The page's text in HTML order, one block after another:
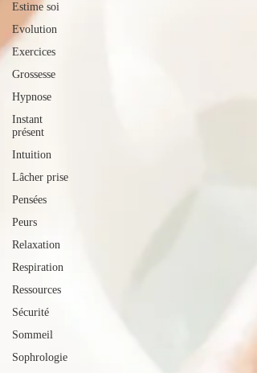
Estime soi
Evolution
Exercices
Grossesse
Hypnose
Instant
présent
Intuition
Lâcher prise
Pensées
Peurs
Relaxation
Respiration
Ressources
Sécurité
Sommeil
Sophrologie